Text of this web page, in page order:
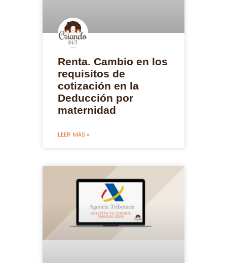
Renta. Cambio en los
requisitos de
cotización en la
Deducción por
maternidad
LEER MÁS »